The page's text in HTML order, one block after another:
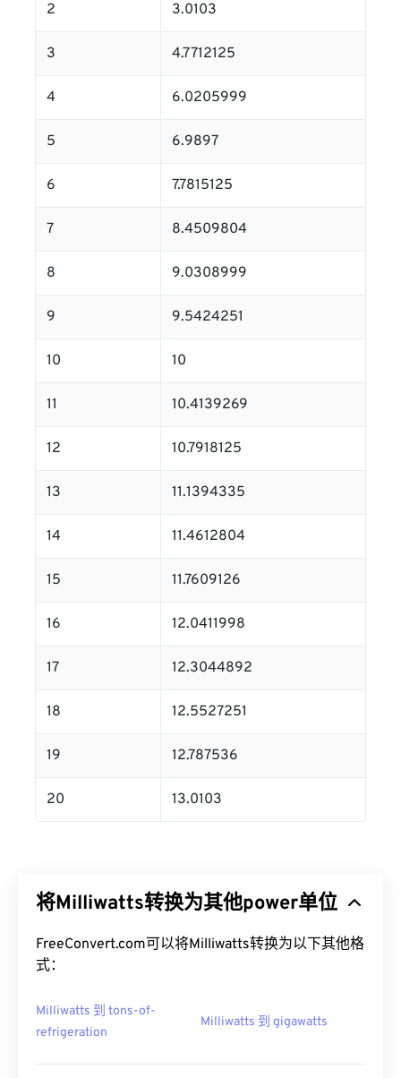
2 3.0103
3 4.7712125
4 6.0205999
5 6.9897
6 7.7815125
7 8.4509804
8 9.0308999
9 9.5424251
10 10
11 10.4139269
12 10.7918125
13 11.1394335
14 11.4612804
15 11.7609126
16 12.0411998
17 12.3044892
18 12.5527251
19 12.787536
20 13.0103
将Milliwatts转换为其他power单位
FreeConvert.com可以将Milliwatts转换为以下其他格
式：
Milliwatts 到 tons-of-
refrigeration
Milliwatts 到 gigawatts